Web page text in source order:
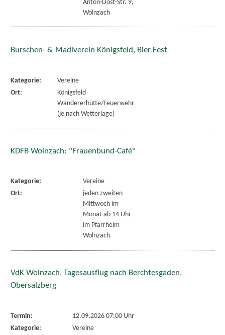
Anton-Dost-Str. 9,
Wolnzach
Burschen- & Madlverein Königsfeld, Bier-Fest
Kategorie:
Vereine
Ort:
Königsfeld
Wandererhütte/Feuerwehr
(je nach Wetterlage)
KDFB Wolnzach: "Frauenbund-Café"
Kategorie:
Vereine
Ort:
jeden zweiten
Mittwoch im
Monat ab 14 Uhr
im Pfarrheim
Wolnzach
VdK Wolnzach, Tagesausflug nach Berchtesgaden,
Obersalzberg
Termin:
12.09.2026 07:00 Uhr
Kategorie:
Vereine